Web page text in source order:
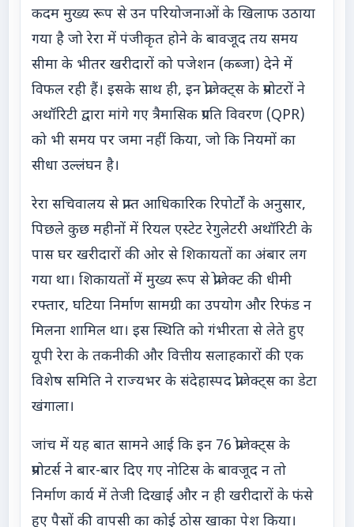
कदम मुख्य रूप से उन परियोजनाओं के खिलाफ उठाया
गया है जो रेरा में पंजीकृत होने के बावजूद तय समय
सीमा के भीतर खरीदारों को पजेशन (कब्जा) देने में
विफल रही हैं। इसके साथ ही, इन प्रोजेक्ट्स के प्रमोटरों ने
अथॉरिटी द्वारा मांगे गए त्रैमासिक प्रगति विवरण (QPR)
को भी समय पर जमा नहीं किया, जो कि नियमों का
सीधा उल्लंघन है।
रेरा सचिवालय से प्राप्त आधिकारिक रिपोर्टों के अनुसार,
पिछले कुछ महीनों में रियल एस्टेट रेगुलेटरी अथॉरिटी के
पास घर खरीदारों की ओर से शिकायतों का अंबार लग
गया था। शिकायतों में मुख्य रूप से प्रोजेक्ट की धीमी
रफ्तार, घटिया निर्माण सामग्री का उपयोग और रिफंड न
मिलना शामिल था। इस स्थिति को गंभीरता से लेते हुए
यूपी रेरा के तकनीकी और वित्तीय सलाहकारों की एक
विशेष समिति ने राज्यभर के संदेहास्पद प्रोजेक्ट्स का डेटा
खंगाला।
जांच में यह बात सामने आई कि इन 76 प्रोजेक्ट्स के
प्रमोटर्स ने बार-बार दिए गए नोटिस के बावजूद न तो
निर्माण कार्य में तेजी दिखाई और न ही खरीदारों के फंसे
हुए पैसों की वापसी का कोई ठोस खाका पेश किया।